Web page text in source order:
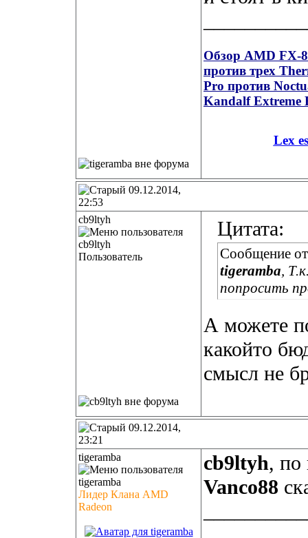
Обзор AMD FX-
против трех
Pro против
Kandalf Extreme
Lex
09.12.2014,
22:53
cb9ltyh
Пользователь
Цитата:
Сообщение
tigeramba,
попросить
А можете
какойто
смысл не
09.12.2014,
23:21
tigeramba
Лидер Клана AMD
Radeon
cb9ltyh, по
Vanco88